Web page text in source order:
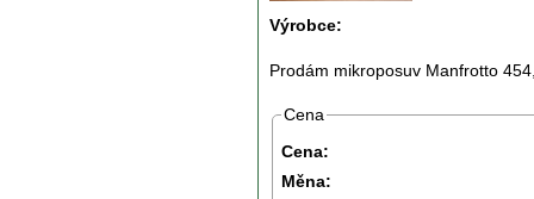
Výrobce:
Prodám mikroposuv Manfrotto
Cena
Cena:
Měna: